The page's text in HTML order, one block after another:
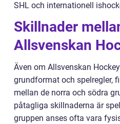
SHL och internationell
Skillnader
Allsvenskan
Även om Allsvenskan
grundformat och spelregler,
mellan de norra och södra
påtagliga skillnaderna är
gruppen anses ofta vara